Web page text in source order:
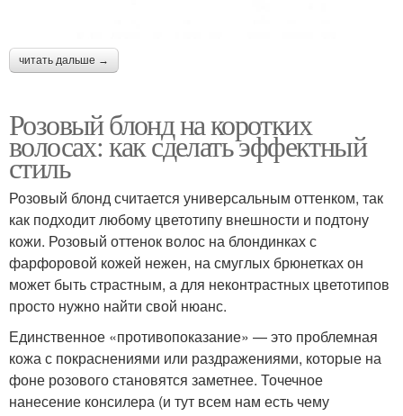
читать дальше →
Розовый блонд на коротких
волосах: как сделать эффектный
стиль
Розовый блонд считается универсальным оттенком, так
как подходит любому цветотипу внешности и подтону
кожи. Розовый оттенок волос на блондинках с
фарфоровой кожей нежен, на смуглых брюнетках он
может быть страстным, а для неконтрастных цветотипов
просто нужно найти свой нюанс.
Единственное «противопоказание» — это проблемная
кожа с покраснениями или раздражениями, которые на
фоне розового становятся заметнее. Точечное
нанесение консилера (и тут всем нам есть чему